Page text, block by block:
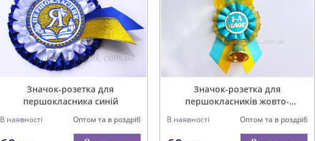
Значок-розетка для
першокласника синій
В наявності Оптом та в роздріб
Значок-розетка для
першокласників жовто-
В наявності Оптом та в роздріб